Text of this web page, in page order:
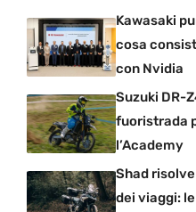
Kawasaki
cosa
con Nvidia
Suzuki DR-
fuoristrada
l’Academy
Shad
dei viaggi: